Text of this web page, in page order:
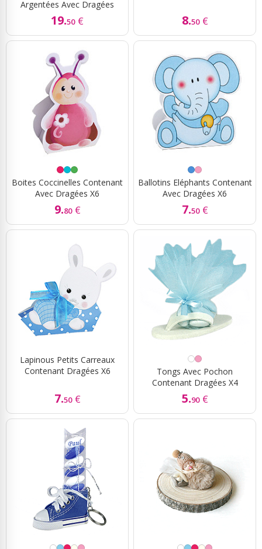
Argentées Avec Dragées
19.50 € 8.50 €
Boites Coccinelles Contenant
Avec Dragées X6
9.80 €
Ballotins Eléphants Contenant
Avec Dragées X6
7.50 €
Lapinous Petits Carreaux
Contenant Dragées X6
7.50 €
Tongs Avec Pochon
Contenant Dragées X4
5.90 €